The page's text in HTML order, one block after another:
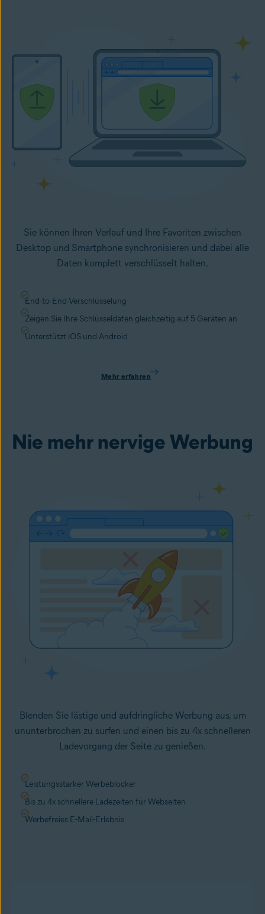
Sie können Ihren Verlauf und Ihre Favoriten zwischen
Desktop und Smartphone synchronisieren und dabei alle
Daten komplett verschlüsselt halten.
End-to-End-Verschlüsselung
Zeigen Sie Ihre Schlüsseldaten gleichzeitig auf 5 Geräten an
Unterstützt iOS und Android
Mehr erfahren
Nie mehr nervige Werbung
Blenden Sie lästige und aufdringliche Werbung aus, um
ununterbrochen zu surfen und einen bis zu 4x schnelleren
Ladevorgang der Seite zu genießen.
Leistungsstarker Werbeblocker
Bis zu 4x schnellere Ladezeiten für Webseiten
Werbefreies E-Mail-Erlebnis